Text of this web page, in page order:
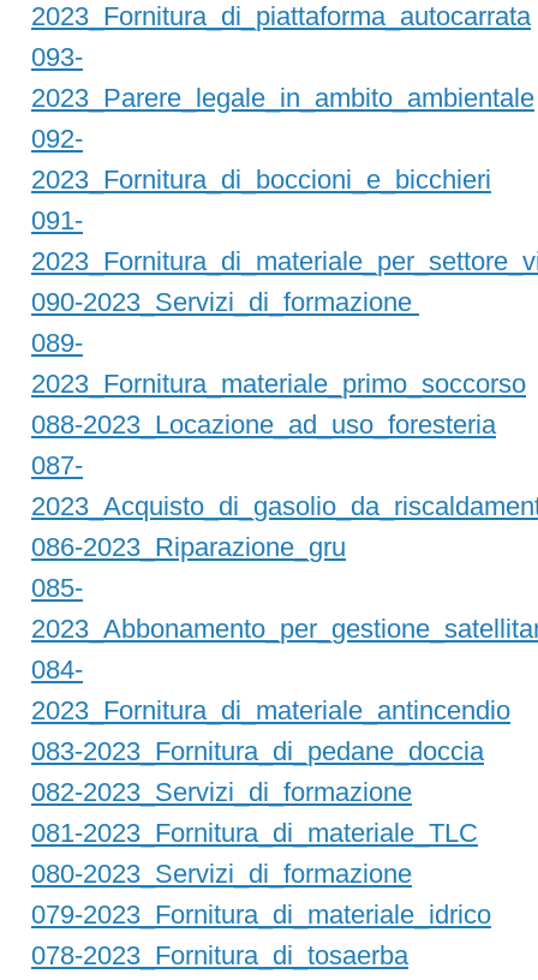
2023_Fornitura_di_piattaforma_autocarrata
093-
2023_Parere_legale_in_ambito_ambientale
092-
2023_Fornitura_di_boccioni_e_bicchieri
091-
090-2023_Servizi_di_formazione
089-
2023_Fornitura_materiale_primo_soccorso
088-2023_Locazione_ad_uso_foresteria
087-
086-2023_Riparazione_gru
085-
084-
2023_Fornitura_di_materiale_antincendio
083-2023_Fornitura_di_pedane_doccia
082-2023_Servizi_di_formazione
081-2023_Fornitura_di_materiale_TLC
080-2023_Servizi_di_formazione
079-2023_Fornitura_di_materiale_idrico
078-2023_Fornitura_di_tosaerba